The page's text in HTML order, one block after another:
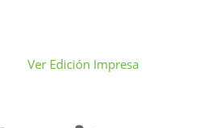
Ver Edición Impresa